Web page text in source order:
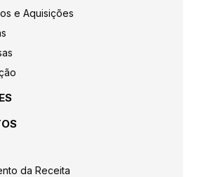
e Aquisições
da Receita